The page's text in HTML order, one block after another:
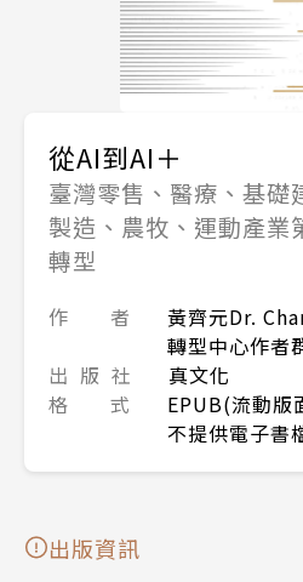
從AI到AI＋
臺灣零售、醫療、基礎
製造、農牧、運動產業
轉型
作 者
黃齊元Dr.
轉型中心作者
出 版 社
真文化
格 式
EPUB(流動版
不提供電子書
出版資訊